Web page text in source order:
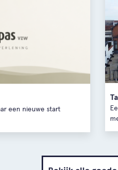
een nieuwe start